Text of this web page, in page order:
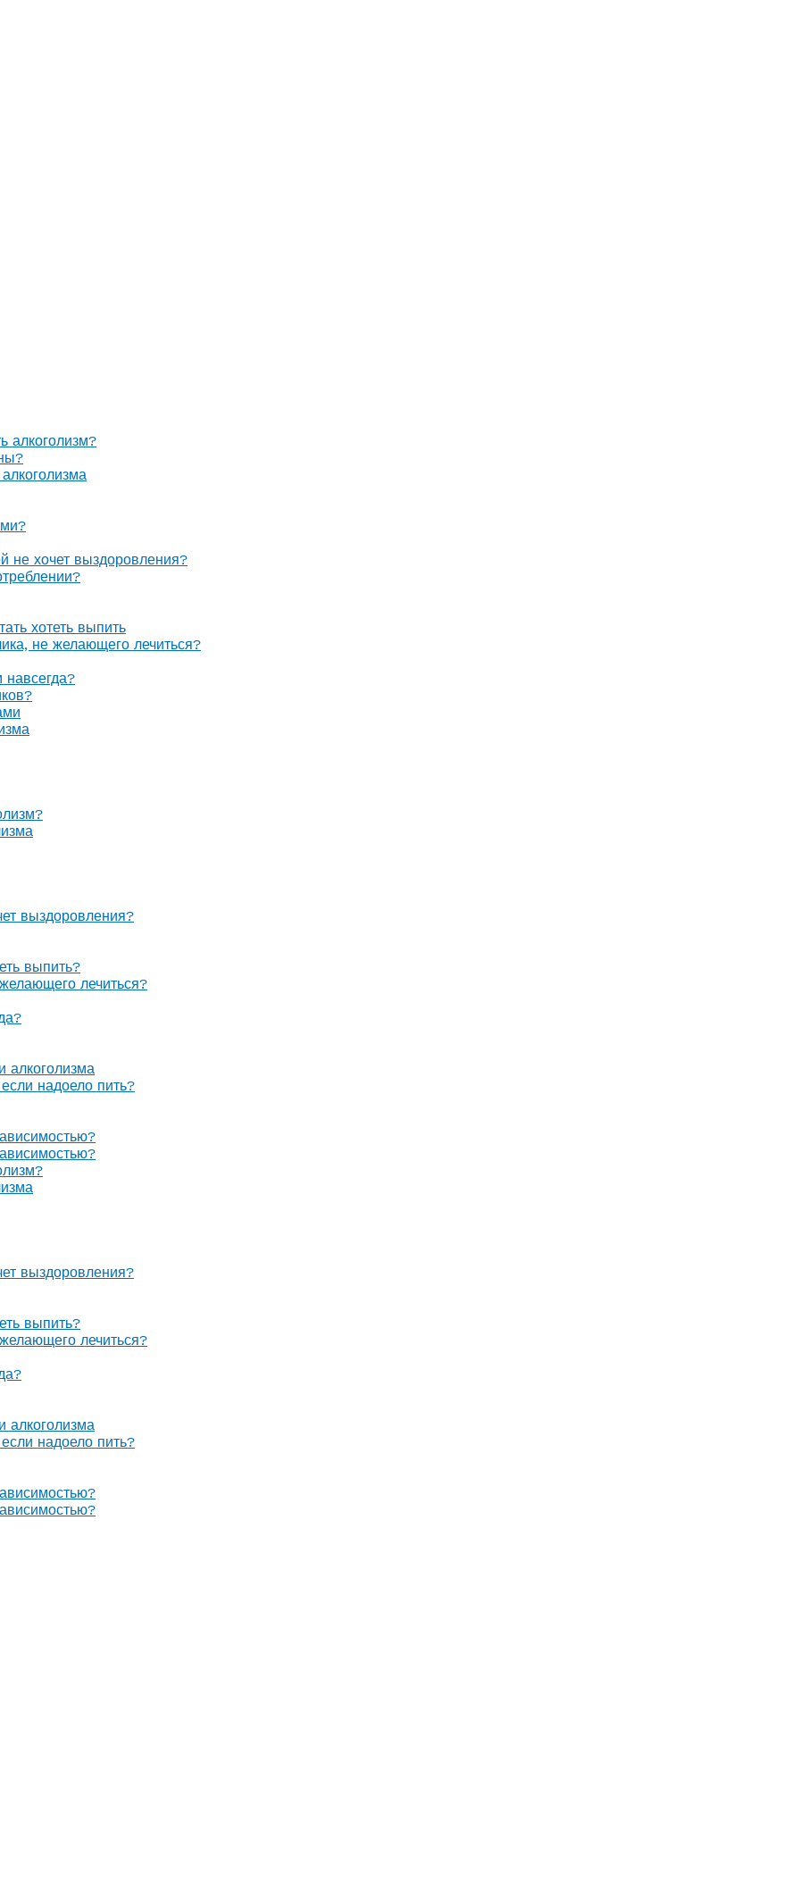
алкоголизм?
не хочет выздоровления?
хотеть выпить
не желающего лечиться?
навсегда?
выздоровления?
выпить?
лечиться?
алкоголизма
надоело пить?
выздоровления?
выпить?
лечиться?
алкоголизма
надоело пить?